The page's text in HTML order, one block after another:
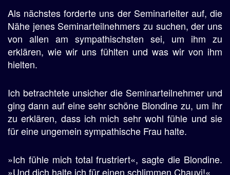
Als nächstes forderte uns der Seminarleiter auf, die
Nähe jenes Seminarteilnehmers zu suchen, der uns
von allen am sympathischsten sei, um ihm zu
erklären, wie wir uns fühlten und was wir von ihm
hielten.
Ich betrachtete unsicher die Seminarteilnehmer und
ging dann auf eine sehr schöne Blondine zu, um ihr
zu erklären, dass ich mich sehr wohl fühle und sie
für eine ungemein sympathische Frau halte.
»Ich fühle mich total frustriert«, sagte die Blondine.
»Und dich halte ich für einen schlimmen Chauvi!«